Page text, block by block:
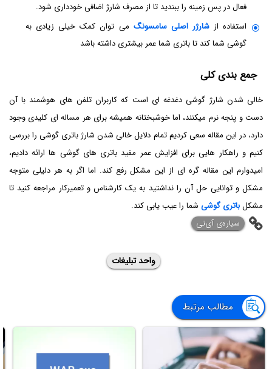
فعال در پس زمینه را ببندید تا از مصرف شارژ اضافی خودداری شود.
استفاده ازشارژر اصلی سامسونگ می توان کمک خیلی زیادی به
گوشی شما کند تا باتری شما عمر بیشتری داشته باشد
جمع بندی کلی
خالی شدن شارژ گوشی دغدغه ای است که کاربران تلفن های هوشمند با آن
دست و پنجه نرم میکنند، اما خوشبختانه همیشه برای هر مساله ای کلیدی وجود
دارد، در این مقاله سعی کردیم تمام دلایل خالی شدن شارژ باتری گوشی را بررسی
کنیم و راهکار هایی برای افزایش عمر مفید باتری های گوشی ها ارائه دادیم،
امیدوارم این مقاله گره ای از این مشکل رفع کند. اما اگر به هر دلیلی متوجه
مشکل و توانایی حل آن را نداشتید به یک کارشناس و تعمیرکار مراجعه کنید تا
مشکلباتری گوشی شما را عیب یابی کند.
‌سیاره‌ی آی‌تی
واحد تبلیغات
مطالب مرتبط